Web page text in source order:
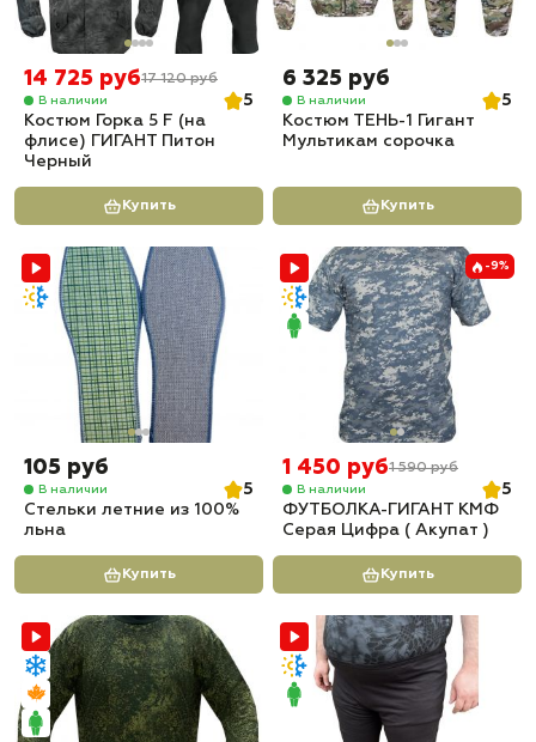
14 725 руб17 120 руб
В наличии
5
Костюм Горка 5 F (на
флисе) ГИГАНТ Питон
Черный
Купить
6 325 руб
В наличии
5
Костюм ТЕНЬ-1 Гигант
Мультикам сорочка
Купить
105 руб
В наличии
5
Стельки летние из 100%
льна
Купить
-9%
1 450 руб1 590 руб
В наличии
5
ФУТБОЛКА-ГИГАНТ КМФ
Серая Цифра ( Акупат )
Купить